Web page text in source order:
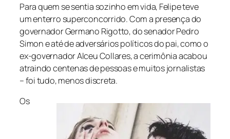
Para quem se sentia sozinho em vida, Felipe teve
um enterro superconcorrido. Com a presença do
governador Germano Rigotto, do senador Pedro
Simon e até de adversários políticos do pai, como o
ex-governador Alceu Collares, a cerimônia acabou
atraindo centenas de pessoas e muitos jornalistas
– foi tudo, menos discreta.
Os